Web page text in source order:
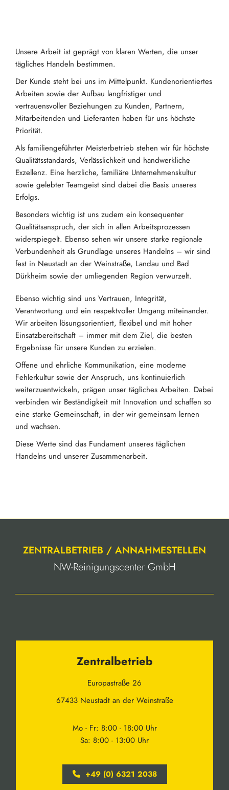
Unsere Arbeit ist geprägt von klaren Werten, die unser
tägliches Handeln bestimmen.
Der Kunde steht bei uns im Mittelpunkt. Kundenorientiertes
Arbeiten sowie der Aufbau langfristiger und
vertrauensvoller Beziehungen zu Kunden, Partnern,
Mitarbeitenden und Lieferanten haben für uns höchste
Priorität.
Als familiengeführter Meisterbetrieb stehen wir für höchste
Qualitätsstandards, Verlässlichkeit und handwerkliche
Exzellenz. Eine herzliche, familiäre Unternehmenskultur
sowie gelebter Teamgeist sind dabei die Basis unseres
Erfolgs.
Besonders wichtig ist uns zudem ein konsequenter
Qualitätsanspruch, der sich in allen Arbeitsprozessen
widerspiegelt. Ebenso sehen wir unsere starke regionale
Verbundenheit als Grundlage unseres Handelns – wir sind
fest in Neustadt an der Weinstraße, Landau und Bad
Dürkheim sowie der umliegenden Region verwurzelt.
Ebenso wichtig sind uns Vertrauen, Integrität,
Verantwortung und ein respektvoller Umgang miteinander.
Wir arbeiten lösungsorientiert, flexibel und mit hoher
Einsatzbereitschaft – immer mit dem Ziel, die besten
Ergebnisse für unsere Kunden zu erzielen.
Offene und ehrliche Kommunikation, eine moderne
Fehlerkultur sowie der Anspruch, uns kontinuierlich
weiterzuentwickeln, prägen unser tägliches Arbeiten. Dabei
verbinden wir Beständigkeit mit Innovation und schaffen so
eine starke Gemeinschaft, in der wir gemeinsam lernen
und wachsen.
Diese Werte sind das Fundament unseres täglichen
Handelns und unserer Zusammenarbeit.
ZENTRALBETRIEB / ANNAHMESTELLEN
NW-Reinigungscenter GmbH
Zentralbetrieb
Europastraße 26
67433 Neustadt an der Weinstraße
Mo - Fr: 8:00 - 18:00 Uhr
Sa: 8:00 - 13:00 Uhr
+49 (0) 6321 2038